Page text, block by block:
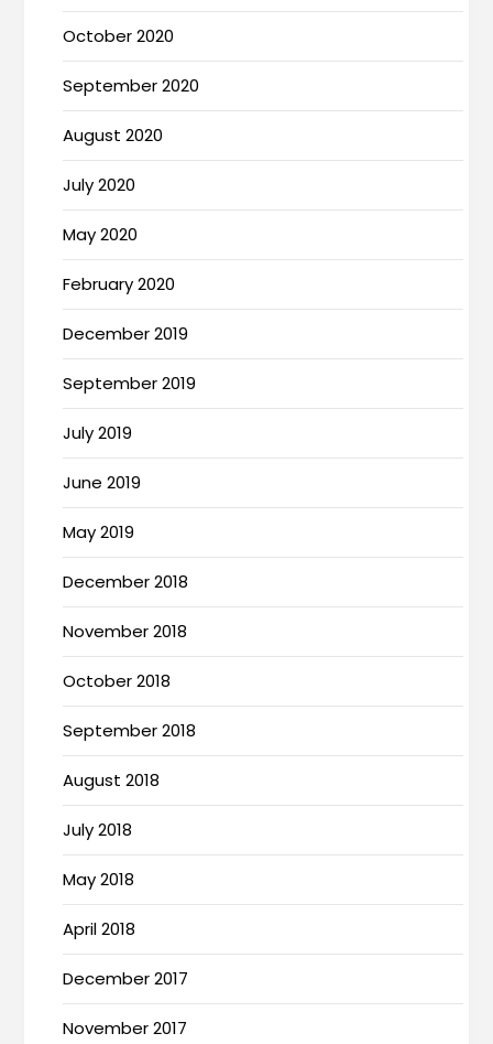
October 2020
September 2020
August 2020
July 2020
May 2020
February 2020
December 2019
September 2019
July 2019
June 2019
May 2019
December 2018
November 2018
October 2018
September 2018
August 2018
July 2018
May 2018
April 2018
December 2017
November 2017